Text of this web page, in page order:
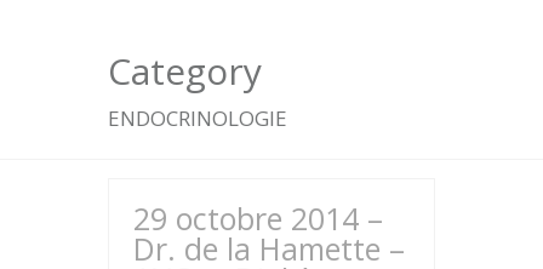
Category
ENDOCRINOLOGIE
29 octobre 2014 –
Dr. de la Hamette –